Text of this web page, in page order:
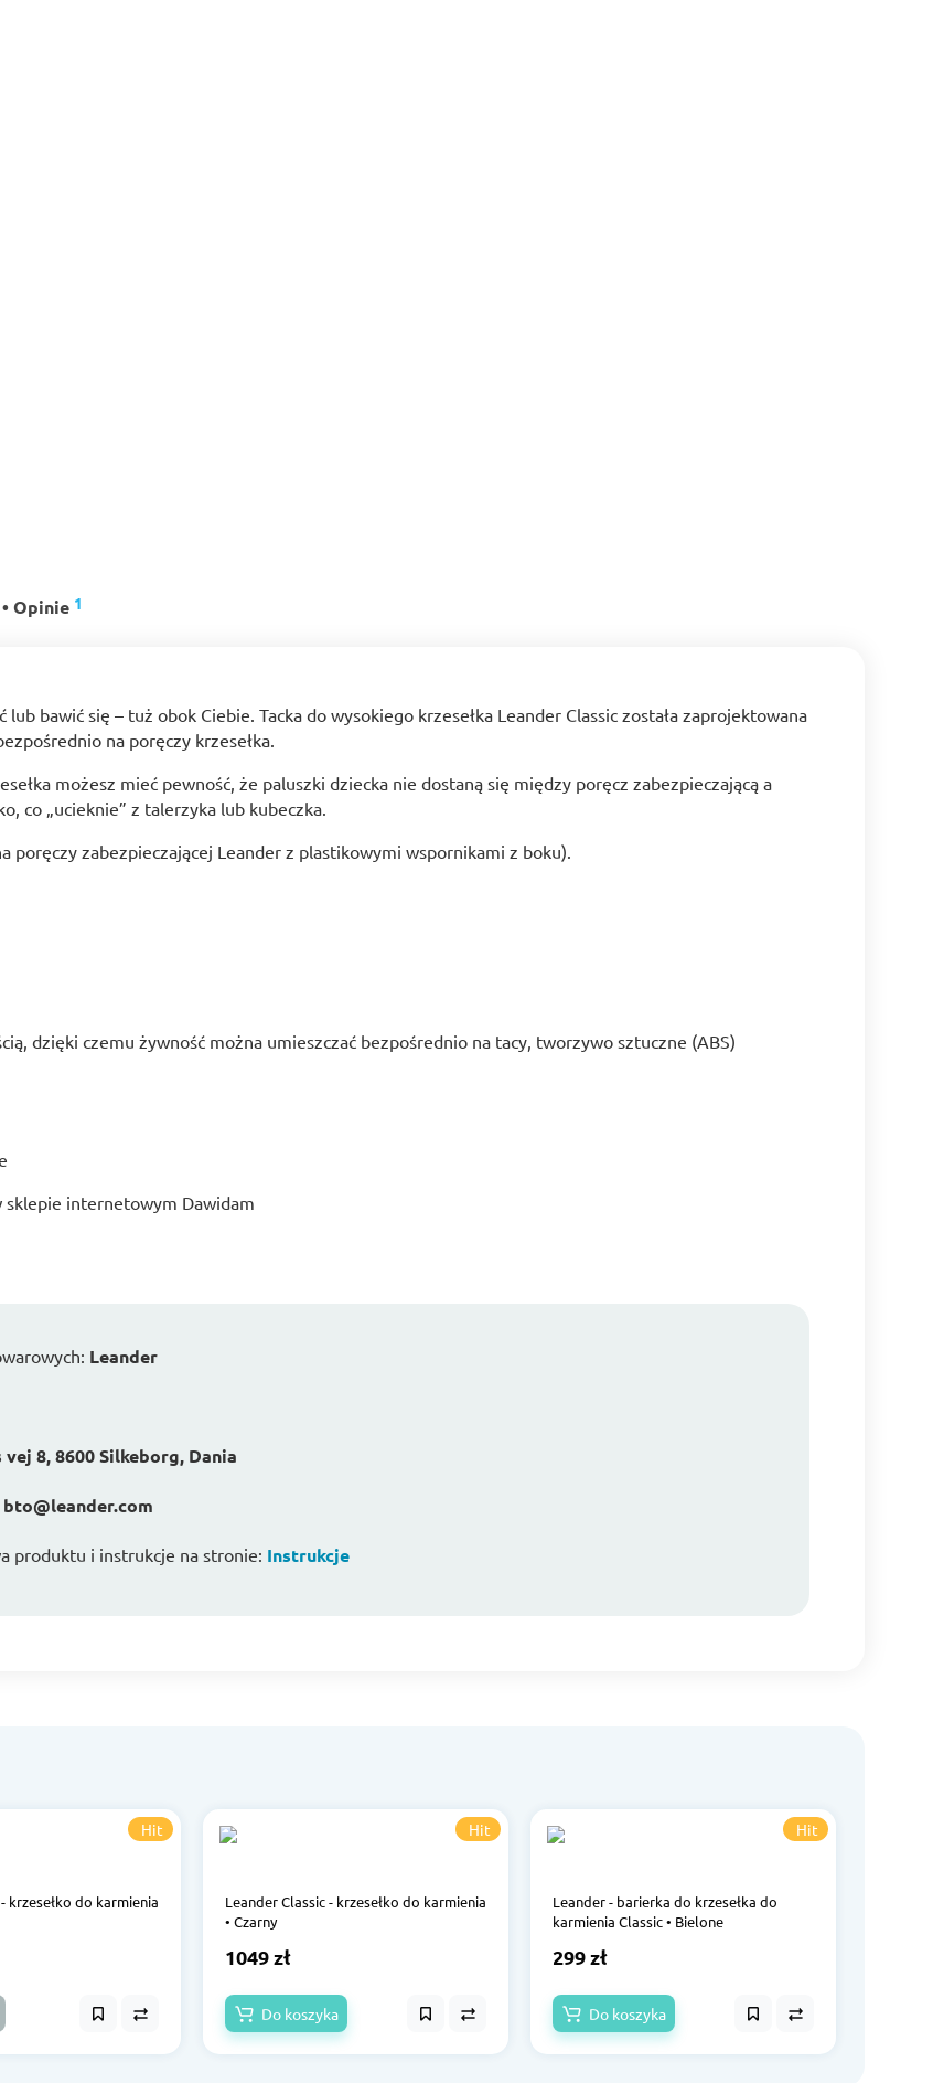
Opinie 1
bawić się – tuż obok Ciebie. Tacka do wysokiego krzesełka Leander Classic została zaprojektowana
na poręczy krzesełka.
możesz mieć pewność, że paluszki dziecka nie dostaną się między poręcz zabezpieczającą a
co „ucieknie” z talerzyka lub kubeczka.
poręczy zabezpieczającej Leander z plastikowymi wspornikami z boku).
dzięki czemu żywność można umieszczać bezpośrednio na tacy, tworzywo sztuczne (ABS)
sklepie internetowym Dawidam
Leander
vej 8, 8600 Silkeborg, Dania
bto@leander.com
produktu i instrukcje na stronie: Instrukcje
Hit
krzesełko do karmienia
Hit
Leander Classic - krzesełko do karmienia
• Czarny
1049 zł
Do koszyka
Hit
Leander - barierka do krzesełka do
karmienia Classic • Bielone
299 zł
Do koszyka